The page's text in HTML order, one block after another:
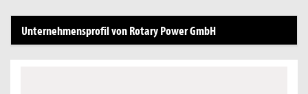
Unternehmensprofil von Rotary Power GmbH